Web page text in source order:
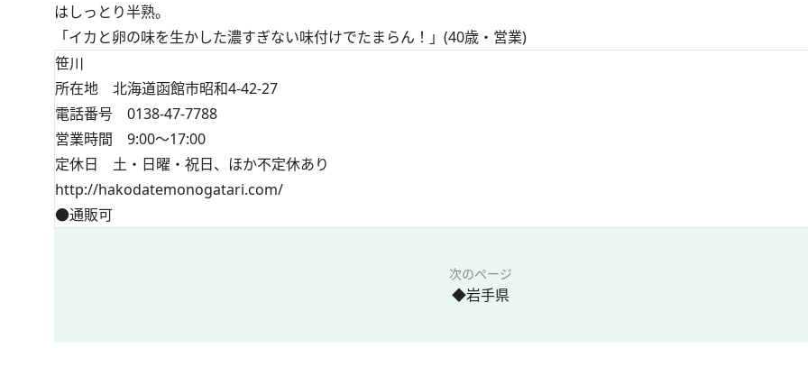
はしっとり半熟。
「イカと卵の味を生かした濃すぎない味付けでたまらん！」(40歳・営業)
笹川
所在地 北海道函館市昭和4-42-27
電話番号 0138-47-7788
営業時間 9:00～17:00
定休日 土・日曜・祝日、ほか不定休あり
http://hakodatemonogatari.com/
●通販可
次のページ
◆岩手県